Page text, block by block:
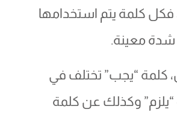
فكل كلمة يتم استخدامها
معينة.
كلمة “يجب” تختلف في
وكذلك عن كلمة